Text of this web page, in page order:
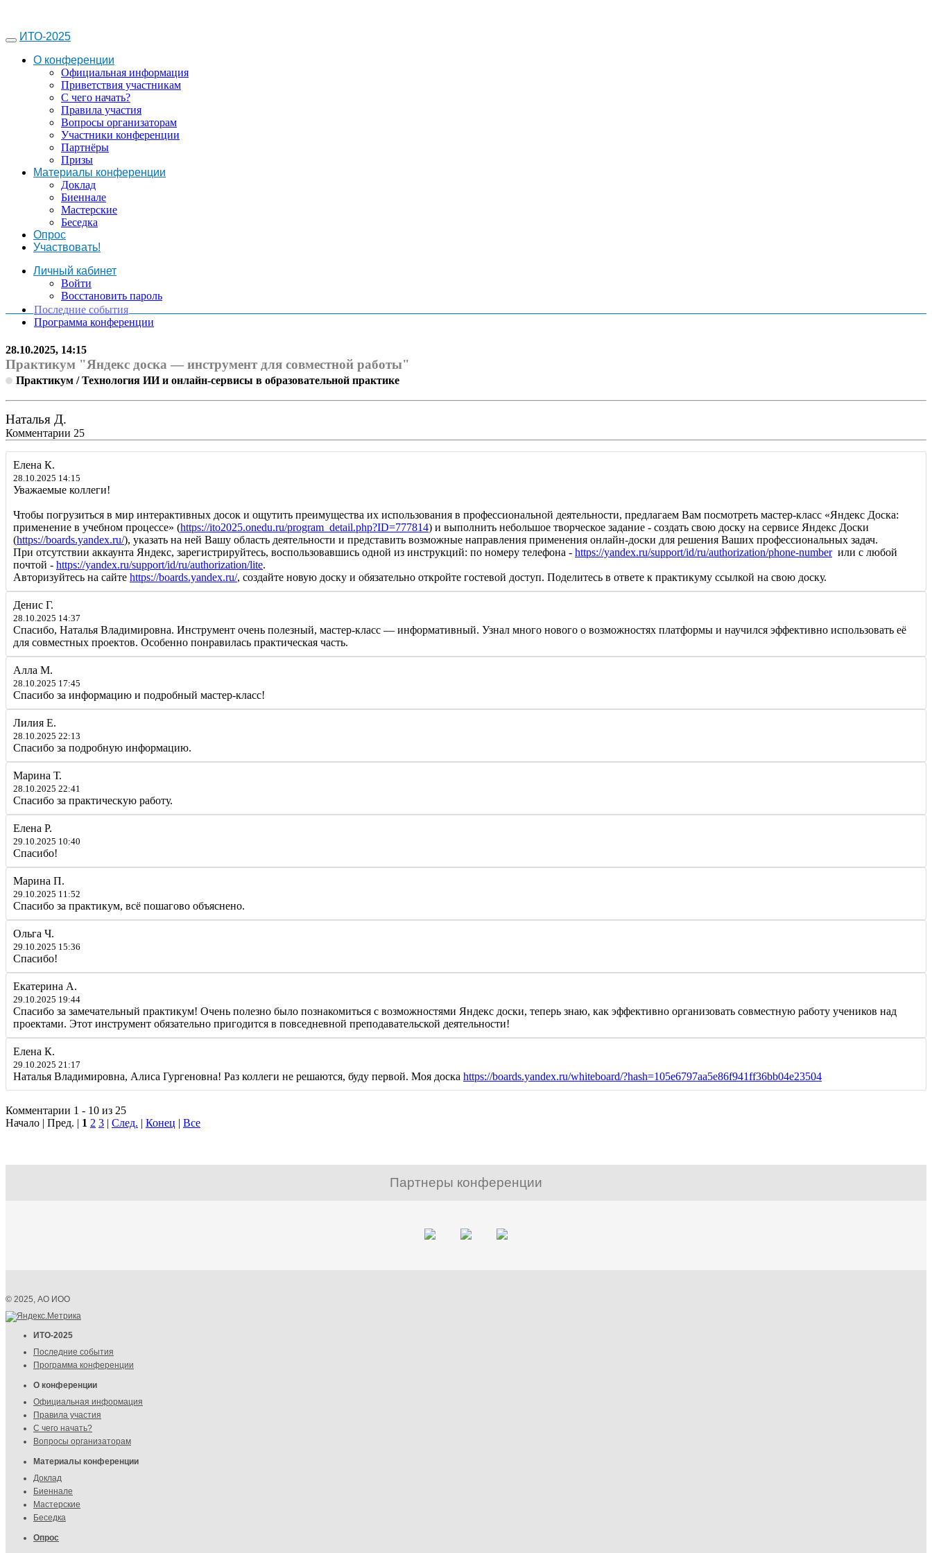
ИТО-2025
О конференции
Официальная информация
Приветствия участникам
С чего начать?
Правила участия
Вопросы организаторам
Участники конференции
Партнёры
Призы
Материалы конференции
Доклад
Биеннале
Мастерские
Беседка
Опрос
Участвовать!
Личный кабинет
Войти
Восстановить пароль
Последние события
Программа конференции
28.10.2025, 14:15
Практикум "Яндекс доска — инструмент для совместной работы"
Практикум / Технология ИИ и онлайн-сервисы в образовательной практике
Наталья Д.
Комментарии 25
Елена К.
28.10.2025 14:15
Уважаемые коллеги!
Чтобы погрузиться в мир интерактивных досок и ощутить преимущества их использования в профессиональной деятельности, предлагаем Вам посмотреть мастер-класс «Яндекс Доска:
применение в учебном процессе» (https://ito2025.onedu.ru/program_detail.php?ID=777814) и выполнить небольшое творческое задание - создать свою доску на сервисе Яндекс Доски
(https://boards.yandex.ru/), указать на ней Вашу область деятельности и представить возможные направления применения онлайн-доски для решения Ваших профессиональных задач.
При отсутствии аккаунта Яндекс, зарегистрируйтесь, воспользовавшись одной из инструкций: по номеру телефона - https://yandex.ru/support/id/ru/authorization/phone-numberили с любой
почтой - https://yandex.ru/support/id/ru/authorization/lite.
Авторизуйтесь на сайте https://boards.yandex.ru/, создайте новую доску и обязательно откройте гостевой доступ. Поделитесь в ответе к практикуму ссылкой на свою доску.
Денис Г.
28.10.2025 14:37
Спасибо, Наталья Владимировна. Инструмент очень полезный, мастер-класс — информативный. Узнал много нового о возможностях платформы и научился эффективно использовать её
для совместных проектов. Особенно понравилась практическая часть.
Алла М.
28.10.2025 17:45
Спасибо за информацию и подробный мастер-класс!
Лилия Е.
28.10.2025 22:13
Спасибо за подробную информацию.
Марина Т.
28.10.2025 22:41
Спасибо за практическую работу.
Елена Р.
29.10.2025 10:40
Спасибо!
Марина П.
29.10.2025 11:52
Спасибо за практикум, всё пошагово объяснено.
Ольга Ч.
29.10.2025 15:36
Спасибо!
Екатерина А.
29.10.2025 19:44
Спасибо за замечательный практикум! Очень полезно было познакомиться с возможностями Яндекс доски, теперь знаю, как эффективно организовать совместную работу учеников над
проектами. Этот инструмент обязательно пригодится в повседневной преподавательской деятельности!
Елена К.
29.10.2025 21:17
Наталья Владимировна, Алиса Гургеновна! Раз коллеги не решаются, буду первой. Моя доска https://boards.yandex.ru/whiteboard/?hash=105e6797aa5e86f941ff36bb04e23504
Комментарии 1 - 10 из 25
Начало | Пред. | 1 2 3 | След. | Конец | Все
Партнеры конференции
© 2025, АО ИОО
ИТО-2025
Последние события
Программа конференции
О конференции
Официальная информация
Правила участия
С чего начать?
Вопросы организаторам
Материалы конференции
Доклад
Биеннале
Мастерские
Беседка
Опрос